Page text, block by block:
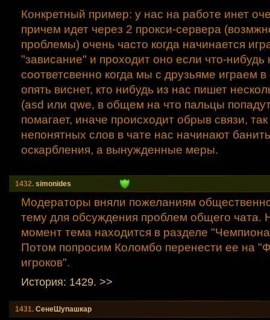
Конкретный пример: у нас на работе инет
причем идет через 2 прокси-сервера
проблемы) очень часто когда начинается
"зависание" и проходит оно если что-нибудь
соответсвенно когда мы с друзьяме играем
опять виснет, кто нибудь из нас пишет
(asd или qwe, в общем на что пальцы
помагает, иначе происходит обрыв связи, так
непонятных слов в чате нас начинают
оскарбления, а вынужденные меры.
1432. simonides
Модераторы вняли пожеланиям
тему для обсуждения проблем общего чата.
момент тема находится в разделе
Потом попросим Коломбо перенести ее на
игроков".
История: 1429. >>
1431. СенеШупашкар